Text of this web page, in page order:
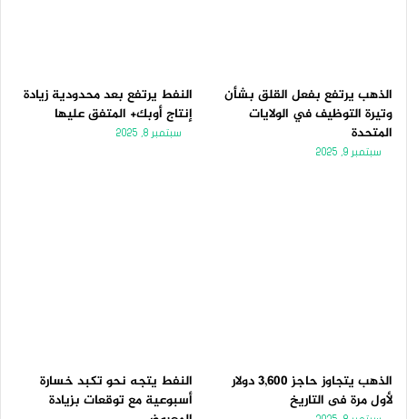
الذهب يرتفع بفعل القلق بشأن
وتيرة التوظيف في الولايات
المتحدة
سبتمبر 9, 2025
النفط يرتفع بعد محدودية زيادة
إنتاج أوبك+ المتفق عليها
سبتمبر 8, 2025
الذهب يتجاوز حاجز 3,600 دولار
لأول مرة فى التاريخ
النفط يتجه نحو تكبد خسارة
أسبوعية مع توقعات بزيادة